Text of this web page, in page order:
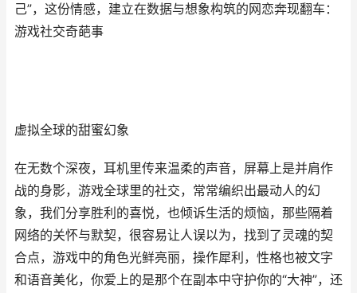
己”，这份情感，建立在数据与想象构筑的网恋奔现翻车：
游戏社交奇葩事
虚拟全球的甜蜜幻象
在无数个深夜，耳机里传来温柔的声音，屏幕上是并肩作
战的身影，游戏全球里的社交，常常编织出最动人的幻
象，我们分享胜利的喜悦，也倾诉生活的烦恼，那些隔着
网络的关怀与默契，很容易让人误以为，找到了灵魂的契
合点，游戏中的角色光鲜亮丽，操作犀利，性格也被文字
和语音美化，你爱上的是那个在副本中守护你的“大神”，还